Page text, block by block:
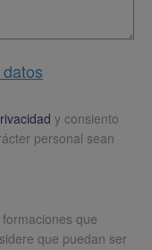
y consiento
personal sean
que
que puedan ser